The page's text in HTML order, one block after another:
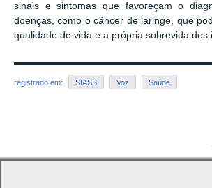
sinais e sintomas que favoreçam o
doenças, como o câncer de laringe, que
qualidade de vida e a própria sobrevida dos
registrado em: SIASS Voz Saúde